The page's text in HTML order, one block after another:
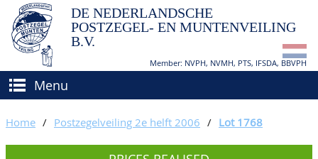
DE NEDERLANDSCHE
POSTZEGEL- EN MUNTENVEILING
B.V.
Member: NVPH, NVMH, PTS, IFSDA, BBVPH
Menu
BUY AND SELL
Home / Postzegelveiling 2e helft 2006 / Lot 1768